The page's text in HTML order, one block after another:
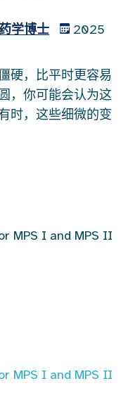
学博士
2025
硬，比平时更容易
，你可能会认为这
时，这些细微的变